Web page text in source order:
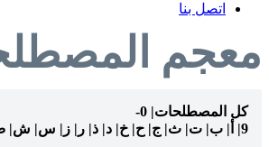
اتصل بنا
معجم
كل المصطلحات
| 0-
9| أ | ب| ت| ث| ج| ح| خ| د| ذ| ر | ز | س| ش|